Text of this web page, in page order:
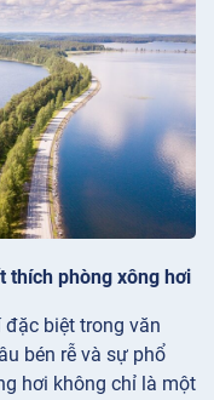
thích phòng xông hơi
biệt trong văn
bén rễ và sự phổ
hơi không chỉ là một